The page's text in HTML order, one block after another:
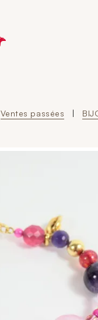
Aller à l'accueil de
Ventes passées |